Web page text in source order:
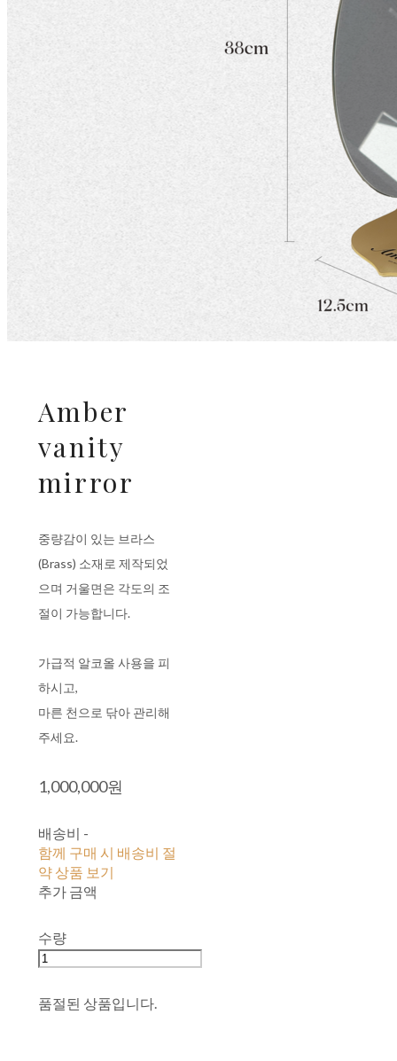
Amber
vanity
mirror
중량감이 있는 브라스
(Brass) 소재로 제작되었
으며 거울면은 각도의 조
절이 가능합니다.
가급적 알코올 사용을 피
하시고,
마른 천으로 닦아 관리해
주세요.
1,000,000원
배송비 -
함께 구매 시 배송비 절
약 상품 보기
추가 금액
수량
품절된 상품입니다.